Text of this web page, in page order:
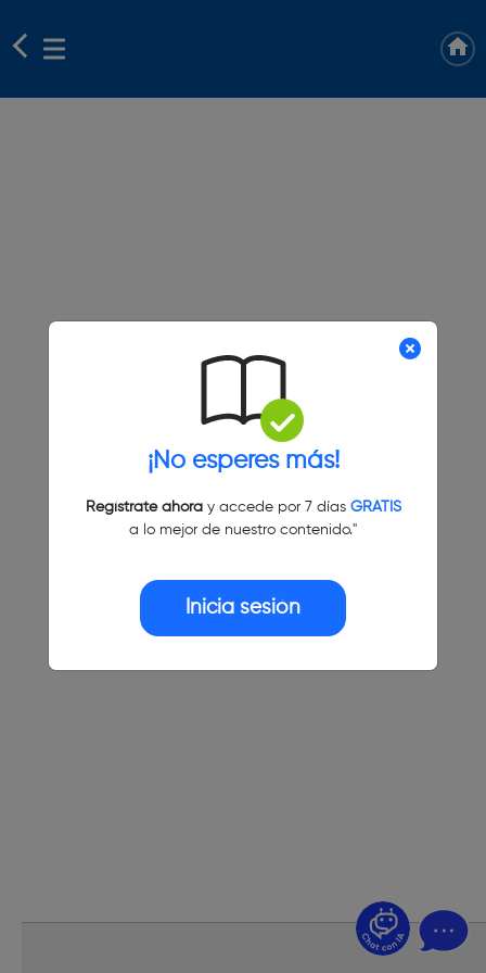
¡No esperes más!
Regístrate ahoray accede por 7 días GRATIS
a lo mejor de nuestro contenido."
Inicia sesión